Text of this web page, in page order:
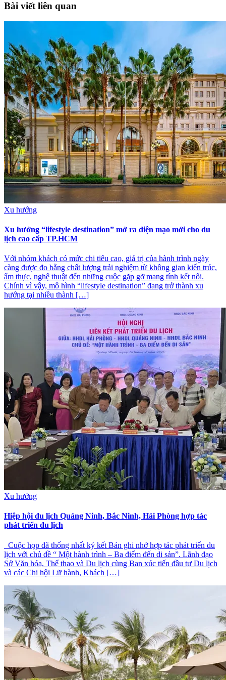
Bài viết liên quan
Xu hướng
Xu hướng “lifestyle destination” mở ra diện mạo mới cho du
lịch cao cấp TP.HCM
Với nhóm khách có mức chi tiêu cao, giá trị của hành trình ngày
càng được đo bằng chất lượng trải nghiệm từ không gian kiến trúc,
ẩm thực, nghệ thuật đến những cuộc gặp gỡ mang tính kết nối.
Chính vì vậy, mô hình “lifestyle destination” đang trở thành xu
hướng tại nhiều thành […]
Xu hướng
Hiệp hội du lịch Quảng Ninh, Bắc Ninh, Hải Phòng hợp tác
phát triển du lịch
Cuộc họp đã thống nhất ký kết Bản ghi nhớ hợp tác phát triển du
lịch với chủ đề “ Một hành trình – Ba điểm đến di sản”. Lãnh đạo
Sở Văn hóa, Thể thao và Du lịch cùng Ban xúc tiến đầu tư Du lịch
và các Chi hội Lữ hành, Khách […]